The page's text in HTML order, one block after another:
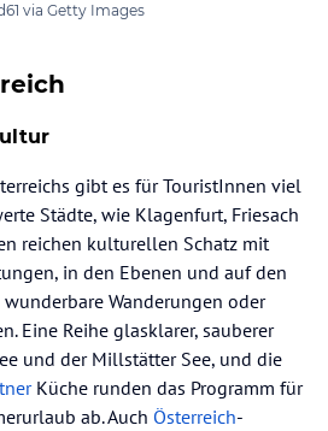
via Getty Images
gibt es für TouristInnen viel
Städte, wie Klagenfurt, Friesach
reichen kulturellen Schatz mit
in den Ebenen und auf den
Wanderungen oder
Eine Reihe glasklarer, sauberer
und der Millstätter See, und die
Küche runden das Programm für
ab. Auch Österreich-